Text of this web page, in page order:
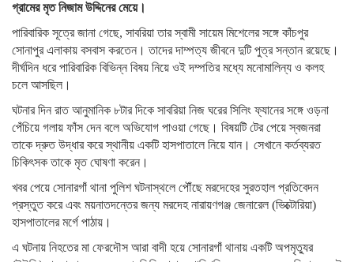
গ্রামের মৃত নিজাম উদ্দিনের মেয়ে।
পারিবারিক সূত্রে জানা গেছে, সাবরিয়া তার স্বামী সায়েম মিশেলের সঙ্গে কাঁচপুর
সোনাপুর এলাকায় বসবাস করতেন। তাদের দাম্পত্য জীবনে দুটি পুত্র সন্তান রয়েছে।
দীর্ঘদিন ধরে পারিবারিক বিভিন্ন বিষয় নিয়ে ওই দম্পতির মধ্যে মনোমালিন্য ও কলহ
চলে আসছিল।
ঘটনার দিন রাত আনুমানিক ৮টার দিকে সাবরিয়া নিজ ঘরের সিলিং ফ্যানের সঙ্গে ওড়না
পেঁচিয়ে গলায় ফাঁস দেন বলে অভিযোগ পাওয়া গেছে। বিষয়টি টের পেয়ে স্বজনরা
তাকে দ্রুত উদ্ধার করে স্থানীয় একটি হাসপাতালে নিয়ে যান। সেখানে কর্তব্যরত
চিকিৎসক তাকে মৃত ঘোষণা করেন।
খবর পেয়ে সোনারগাঁ থানা পুলিশ ঘটনাস্থলে পৌঁছে মরদেহের সুরতহাল প্রতিবেদন
প্রস্তুত করে এবং ময়নাতদন্তের জন্য মরদেহ নারায়ণগঞ্জ জেনারেল (ভিক্টোরিয়া)
হাসপাতালের মর্গে পাঠায়।
এ ঘটনায় নিহতের মা ফেরদৌস আরা বাদী হয়ে সোনারগাঁ থানায় একটি অপমৃত্যুর